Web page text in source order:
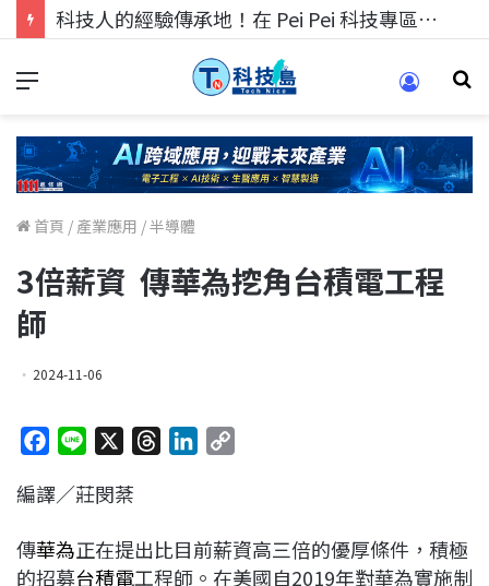
科技人找工作，就到TECH+ 科技專區!
首頁 / 產業應用 /半導體
3倍薪資 傳華為挖角台積電工程
師
2024-11-06
c
b
n
a
e
L
編譯／莊閔棻
傳華為正在提出比目前薪資高三倍的優厚條件，積極
的招募台積電工程師。在美國自2019年對華為實施制